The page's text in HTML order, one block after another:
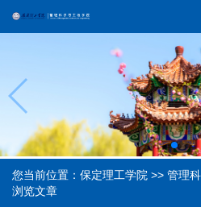
您当前位置： 保定理工学院 >> 管理
浏览文章